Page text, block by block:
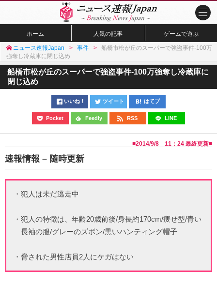
ホーム 人気の記事 ゲームで遊ぶ
ニュース速報Japan 事件
船橋市松が丘のスーパーで強盗事件-100万
強奪し冷蔵庫に閉じ込め
船橋市松が丘のスーパーで強盗事件-100万強奪し冷蔵庫に
閉じ込め
いいね！ ツイート はてブ
Pocket Feedly RSS LINE
■2014/9/8 11：24 最終更新■
速報情報 – 随時更新
・犯人は未だ逃走中
・犯人の特徴は、年齢20歳前後/身長約170cm/痩せ型/青い
長袖の服/グレーのズボン/黒いハンティング帽子
・脅された男性店員2人にケガはない